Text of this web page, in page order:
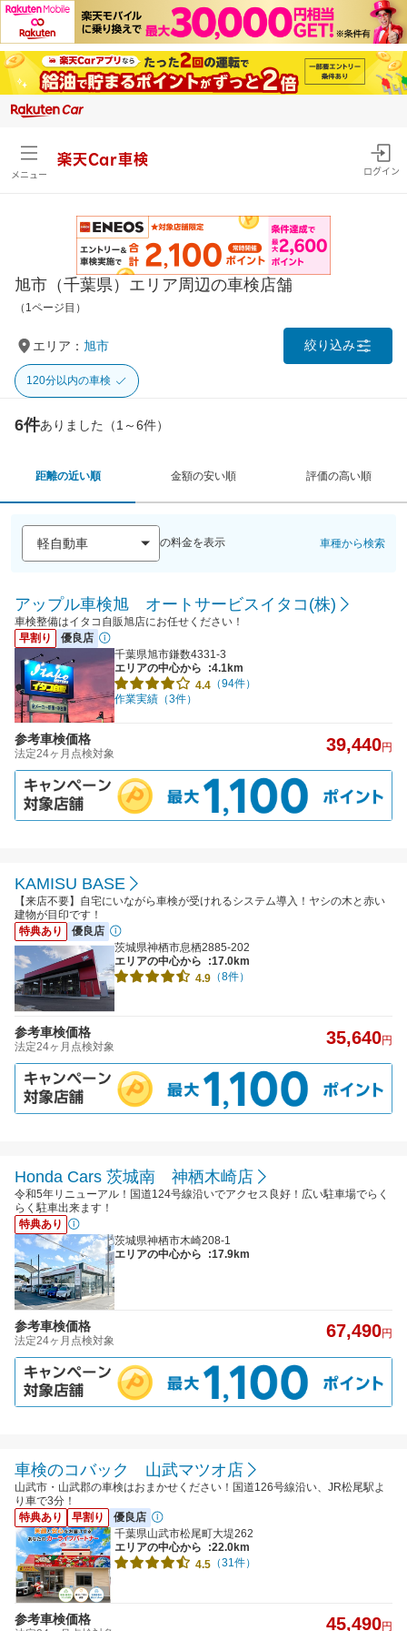
メニュー
楽天Car車検
ログイン
旭市（千葉県）エリア周辺の車検店舗
（1ページ目）
エリア： 旭市 絞り込み
120分以内の車検
6件ありました（1～6件）
距離の近い順 金額の安い順 評価の高い順
の料金を表示 車種から検索
アップル車検旭 オートサービスイタコ(株)
車検整備はイタコ自販旭店にお任せください！
早割り
優良店
千葉県旭市鎌数4331-3
エリアの中心から
:4.1km
4.4 （94件）
作業実績（3件）
参考車検価格
法定24ヶ月点検対象 39,440円
KAMISU BASE
【来店不要】自宅にいながら車検が受けれるシステム導入！ヤシの木と赤い
建物が目印です！
特典あり
優良店
茨城県神栖市息栖2885-202
エリアの中心から
:17.0km
4.9 （8件）
参考車検価格
法定24ヶ月点検対象 35,640円
Honda Cars 茨城南 神栖木崎店
令和5年リニューアル！国道124号線沿いでアクセス良好！広い駐車場でらく
らく駐車出来ます！
特典あり
茨城県神栖市木崎208-1
エリアの中心から
:17.9km
参考車検価格
法定24ヶ月点検対象 67,490円
車検のコバック 山武マツオ店
山武市・山武郡の車検はおまかせください！国道126号線沿い、JR松尾駅よ
り車で3分！
特典あり
早割り
優良店
千葉県山武市松尾町大堤262
エリアの中心から
:22.0km
4.5 （31件）
参考車検価格 45,490円